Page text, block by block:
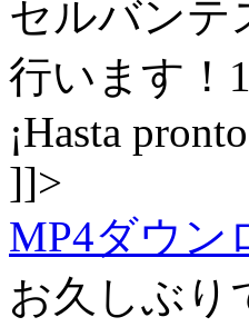
セルバンテ
行います！
¡Hasta
]]>
MP4ダウン
お久しぶり